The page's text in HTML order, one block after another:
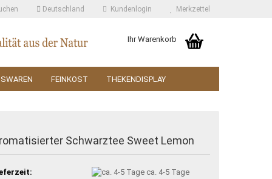
Deutschland Kundenlogin Merkzettel
Ihr Warenkorb
FEINKOST THEKENDISPLAY
Schwarztee Sweet Lemon
ca. 4-5 Tage